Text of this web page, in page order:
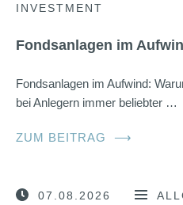
INVESTMENT
Fondsanlagen im
Fondsanlagen im Aufwind:
bei Anlegern immer beliebter …
ZUM BEITRAG ⟶
07.08.2026